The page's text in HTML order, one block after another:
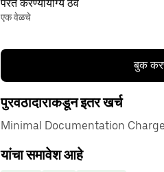
परत करण्यायोग्य ठेव
एक वेळचे
बुक
पुरवठादाराकडून इतर खर्च
Minimal Documentation
यांचा समावेश आहे